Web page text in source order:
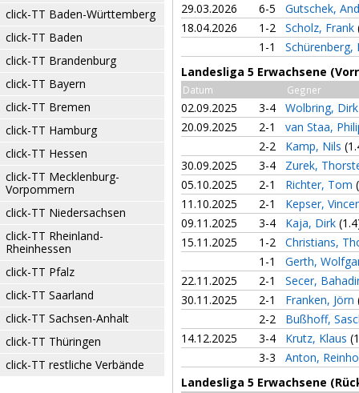
click-TT Baden-Württemberg
click-TT Baden
click-TT Brandenburg
click-TT Bayern
click-TT Bremen
click-TT Hamburg
click-TT Hessen
click-TT Mecklenburg-
Vorpommern
click-TT Niedersachsen
click-TT Rheinland-
Rheinhessen
click-TT Pfalz
click-TT Saarland
click-TT Sachsen-Anhalt
click-TT Thüringen
click-TT restliche Verbände
29.03.2026
6-5
Gutschek,
18.04.2026
1-2 Scholz, Frank
1-1
Schürenberg,
Landesliga 5 Erwachsene
Datum Gegner
02.09.2025 3-4
Wolbring,
20.09.2025
2-1
van Staa,
2-2
Kamp, Nils
30.09.2025
3-4
Zurek,
05.10.2025
2-1 Richter, Tom
11.10.2025
2-1
Kepser,
09.11.2025
3-4 Kaja, Dirk
15.11.2025
1-2
Christians,
1-1
Gerth,
22.11.2025
2-1
Secer,
30.11.2025
2-1 Franken, Jörn
2-2
Bußhoff,
14.12.2025
3-4 Krutz, Klaus
3-3
Anton,
Landesliga 5 Erwachsene